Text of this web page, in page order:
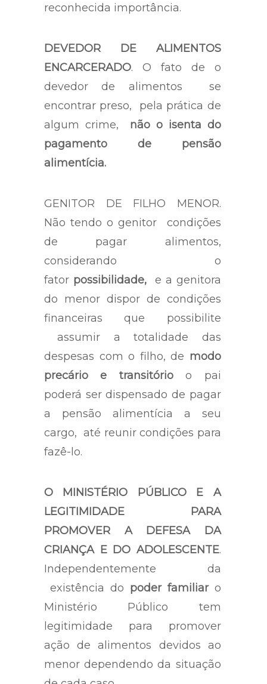
reconhecida importância.
DEVEDOR DE ALIMENTOS
ENCARCERADO. O fato de o
devedor de alimentos se
encontrar preso, pela prática de
algum crime, não o isenta do
pagamento de pensão
alimentícia.
GENITOR DE FILHO MENOR.
Não tendo o genitor condições
de pagar alimentos,
considerando o
fator possibilidade,
e a genitora
do menor dispor de condições
financeiras que possibilite
assumir a totalidade das
despesas com o filho, de modo
precário e transitórioo pai
poderá ser dispensado de pagar
a pensão alimentícia a seu
cargo, até reunir condições para
fazê-lo.
O MINISTÉRIO PÚBLICO E A
LEGITIMIDADE PARA
PROMOVER A DEFESA DA
CRIANÇA E DO ADOLESCENTE.
Independentemente da
existência do poder familiar o
Ministério Público tem
legitimidade para promover
ação de alimentos devidos ao
menor dependendo da situação